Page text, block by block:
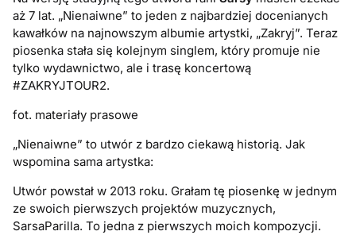
aż 7 lat. „Nienaiwne” to jeden z najbardziej docenianych
kawałków na najnowszym albumie artystki, „Zakryj”. Teraz
piosenka stała się kolejnym singlem, który promuje nie
tylko wydawnictwo, ale i trasę koncertową
#ZAKRYJTOUR2.
fot. materiały prasowe
„Nienaiwne” to utwór z bardzo ciekawą historią. Jak
wspomina sama artystka:
Utwór powstał w 2013 roku. Grałam tę piosenkę w jednym
ze swoich pierwszych projektów muzycznych,
SarsaParilla. To jedna z pierwszych moich kompozycji.